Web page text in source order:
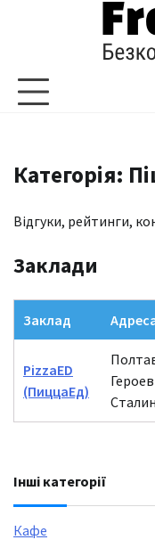
Категорія:
Відгуки, рейтинги,
Заклади
Заклад
PizzaED
(ПиццаЕд)
Героев
Інші категорії
Кафе